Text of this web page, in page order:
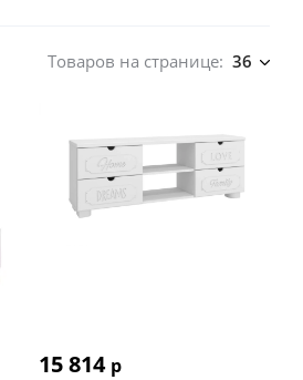
Товаров на странице: 36
15 814 р